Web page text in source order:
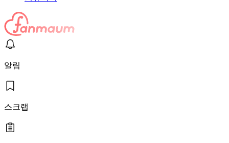
알림
스크랩